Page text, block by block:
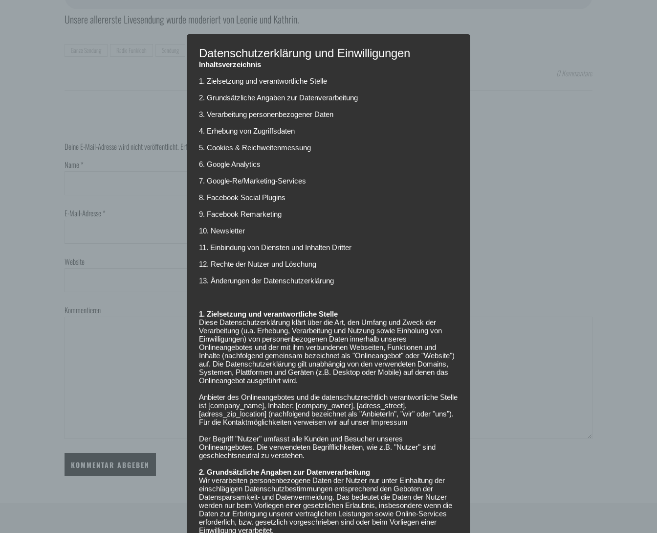
Unsere allererste Livesendung wurde moderiert von Leonie und Kathrin.
Ganze Sendung Radio Funkloch Sendung
0 Kommentare
EINE ANTWORT SCHREIBEN
Deine E-Mail-Adresse wird nicht veröffentlicht. Erforderliche Felder sind mit*markiert
Name *
E-Mail-Adresse *
Website
Kommentieren
Datenschutzerklärung und Einwilligungen
Inhaltsverzeichnis
1. Zielsetzung und verantwortliche Stelle
2. Grundsätzliche Angaben zur Datenverarbeitung
3. Verarbeitung personenbezogener Daten
4. Erhebung von Zugriffsdaten
5. Cookies & Reichweitenmessung
6. Google Analytics
7. Google-Re/Marketing-Services
8. Facebook Social Plugins
9. Facebook Remarketing
10. Newsletter
11. Einbindung von Diensten und Inhalten Dritter
12. Rechte der Nutzer und Löschung
13. Änderungen der Datenschutzerklärung
1. Zielsetzung und verantwortliche Stelle
Diese Datenschutzerklärung klärt über die Art, den Umfang und Zweck der
Verarbeitung (u.a. Erhebung, Verarbeitung und Nutzung sowie Einholung von
Einwilligungen) von personenbezogenen Daten innerhalb unseres
Onlineangebotes und der mit ihm verbundenen Webseiten, Funktionen und
Inhalte (nachfolgend gemeinsam bezeichnet als "Onlineangebot" oder "Website")
auf. Die Datenschutzerklärung gilt unabhängig von den verwendeten Domains,
Systemen, Plattformen und Geräten (z.B. Desktop oder Mobile) auf denen das
Onlineangebot ausgeführt wird.
Anbieter des Onlineangebotes und die datenschutzrechtlich verantwortliche Stelle
ist [company_name], Inhaber: [company_owner], [adress_street],
[adress_zip_location] (nachfolgend bezeichnet als "AnbieterIn", "wir" oder "uns").
Für die Kontaktmöglichkeiten verweisen wir auf unser Impressum
Der Begriff "Nutzer" umfasst alle Kunden und Besucher unseres
Onlineangebotes. Die verwendeten Begrifflichkeiten, wie z.B. "Nutzer" sind
geschlechtsneutral zu verstehen.
2. Grundsätzliche Angaben zur Datenverarbeitung
Wir verarbeiten personenbezogene Daten der Nutzer nur unter Einhaltung der
einschlägigen Datenschutzbestimmungen entsprechend den Geboten der
Datensparsamkeit- und Datenvermeidung. Das bedeutet die Daten der Nutzer
werden nur beim Vorliegen einer gesetzlichen Erlaubnis, insbesondere wenn die
Daten zur Erbringung unserer vertraglichen Leistungen sowie Online-Services
erforderlich, bzw. gesetzlich vorgeschrieben sind oder beim Vorliegen einer
Einwilligung verarbeitet.